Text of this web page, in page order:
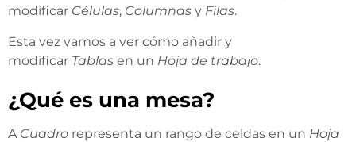
modificar Células, Columnas y Filas.
Esta vez vamos a ver cómo añadir y
modificar Tablas en un Hoja de trabajo.
¿Qué es una mesa?
A Cuadro representa un rango de celdas en un Hoja